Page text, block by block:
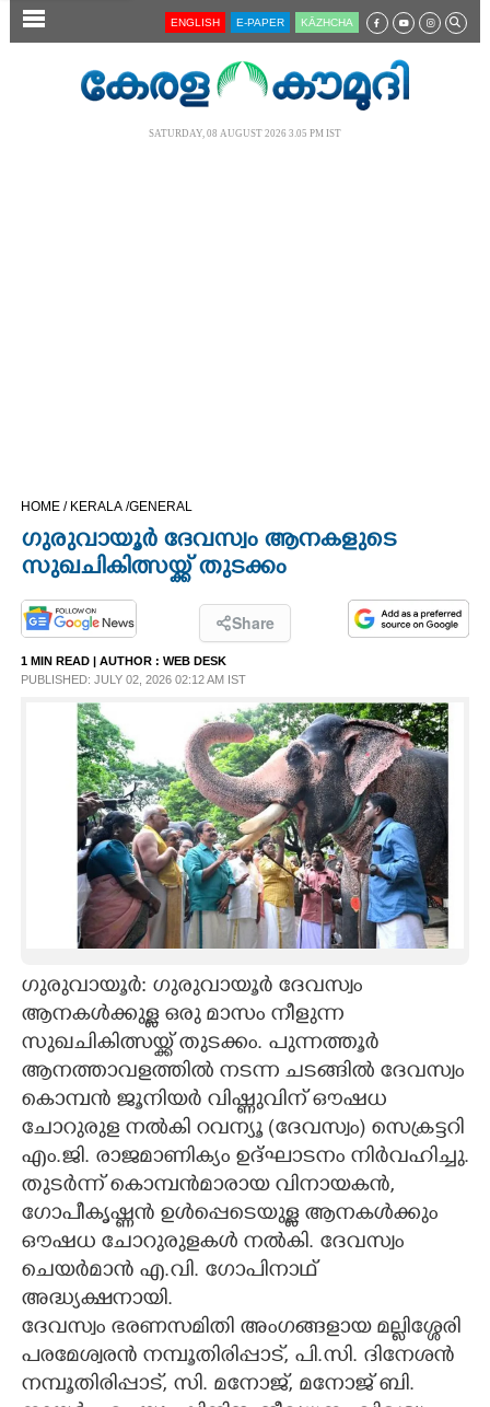
SECTIONS
CINEMA
OPINION
PHOTOS
LIFESTYLE
SPIRITUAL
CARTOONS
LITERATURE
CONTACT US
ENGLISH E-PAPER KĀZHCHA
SATURDAY, 08 AUGUST 2026 3.05 PM IST
HOME / KERALA /GENERAL
ഗുരുവായൂർ ദേവസ്വം ആനകളുടെ
സുഖചികിത്സയ്ക്ക് തുടക്കം
Share
1 MIN READ | AUTHOR : WEB DESK
PUBLISHED: JULY 02, 2026 02:12 AM IST
ഗുരുവായൂർ: ഗുരുവായൂർ ദേവസ്വം
ആനകൾക്കുള്ള ഒരു മാസം നീളുന്ന
സുഖചികിത്സയ്ക്ക് തുടക്കം. പുന്നത്തൂർ
ആനത്താവളത്തിൽ നടന്ന ചടങ്ങിൽ ദേവസ്വം
കൊമ്പൻ ജൂനിയർ വിഷ്ണുവിന് ഔഷധ
ചോറുരുള നൽകി റവന്യൂ (ദേവസ്വം) സെക്രട്ടറി
എം.ജി. രാജമാണിക്യം ഉദ്ഘാടനം നിർവഹിച്ചു.
തുടർന്ന് കൊമ്പൻമാരായ വിനായകൻ,
ഗോപീകൃഷ്ണൻ ഉൾപ്പെടെയുള്ള ആനകൾക്കും
ഔഷധ ചോറുരുളകൾ നൽകി. ദേവസ്വം
ചെയർമാൻ എ.വി. ഗോപിനാഥ്
അദ്ധ്യക്ഷനായി.
ദേവസ്വം ഭരണസമിതി അംഗങ്ങളായ മല്ലിശ്ശേരി
പരമേശ്വരൻ നമ്പൂതിരിപ്പാട്, പി.സി. ദിനേശൻ
നമ്പൂതിരിപ്പാട്, സി. മനോജ്, മനോജ് ബി.